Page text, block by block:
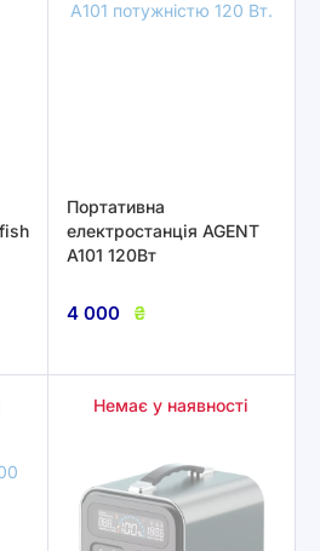
Портативна
електростанція AGENT
A101 120Вт
4 000 ₴
Немає у наявності